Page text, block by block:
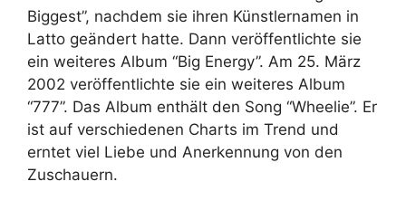
Biggest”, nachdem sie ihren Künstlernamen in
Latto geändert hatte. Dann veröffentlichte sie
ein weiteres Album “Big Energy”. Am 25. März
2002 veröffentlichte sie ein weiteres Album
“777”. Das Album enthält den Song “Wheelie”. Er
ist auf verschiedenen Charts im Trend und
erntet viel Liebe und Anerkennung von den
Zuschauern.